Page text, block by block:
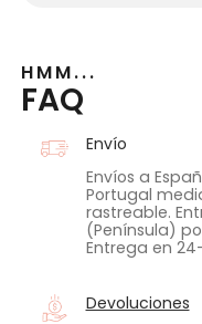
HMM...
FAQ
Envío
Envíos a
Portugal
rastreable.
(Península)
Entrega en
Devoluciones